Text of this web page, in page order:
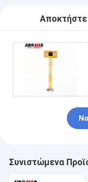
Αποκτήστε
Συνιστώμενα